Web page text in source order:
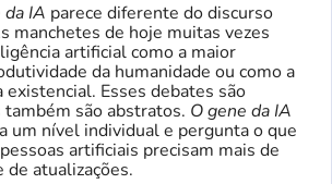
da IA parece diferente do discurso
manchetes de hoje muitas vezes
artificial como a maior
da humanidade ou como a
existencial. Esses debates são
são abstratos. O gene da IA
um nível individual e pergunta o que
artificiais precisam mais de
de atualizações.